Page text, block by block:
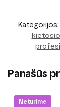
Kategorijos:
Panašūs
Neturime